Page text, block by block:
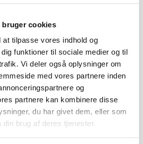
bruger cookies
tilpasse vores indhold og
funktioner til sociale medier og til
Vi deler også oplysninger om
med vores partnere inden
og
partnere kan kombinere disse
du har givet dem, eller som
brug af deres tjenester.
vil blive sendt ud i marts.
at undersøgelsens resultater
af 2010.
politisk/økonomiske